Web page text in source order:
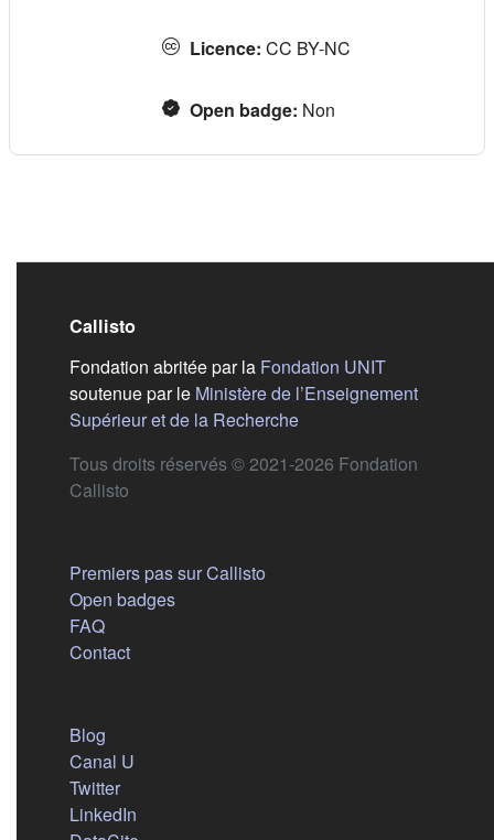
Licence: CC BY-NC
Open badge: Non
Callisto
Fondation abritée par la Fondation UNIT(s'ouvre
soutenue par le Ministère de l’Enseignement
Supérieur et de la Recherche(s'ouvre dans un nouvel
Tous droits réservés © 2021-2026 Fondation
Callisto
Premiers pas sur Callisto
Open badges
FAQ
Contact
Blog
Canal U
Twitter(s'ouvre dans un nouvel onglet)
LinkedIn